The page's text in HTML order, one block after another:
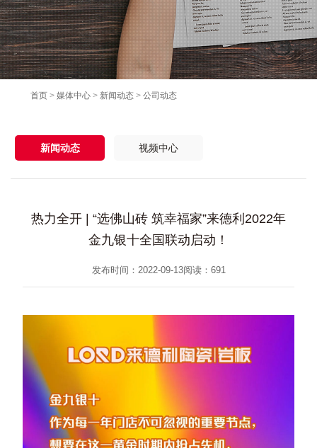
首页 > 媒体中心 > 新闻动态 > 公司动态
新闻动态 视频中心
热力全开 | “选佛山砖 筑幸福家”来德利2022年
金九银十全国联动启动！
发布时间：2022-09-13阅读： 691